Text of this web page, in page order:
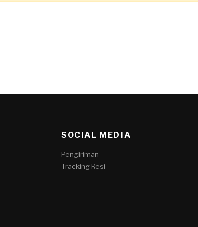
SOCIAL MEDIA
Pengiriman
Tracking Resi